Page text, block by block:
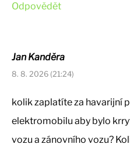
Odpovědět
Jan Kanděra
8. 8. 2026 (21:24)
kolik zaplatíte za havarijní
elektromobilu aby bylo
vozu a zánovního vozu?